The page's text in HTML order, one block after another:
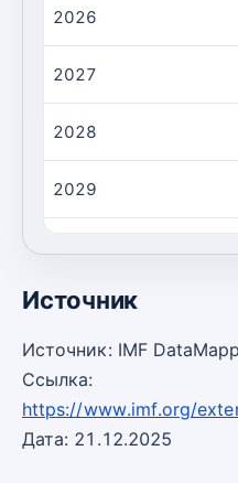
2026
2027
2028
2029
Источник
Источник: IMF
Ссылка:
https://www.imf.org/
Дата: 21.12.2025